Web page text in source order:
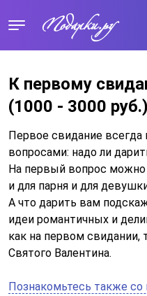
К первому
(1000 - 3000 руб.)
Первое свидание всегда
вопросами: надо ли
На первый вопрос можно
и для парня и для
А что дарить вам
идеи романтичных и
как на первом свидании,
Святого Валентина.
Познакомьтесь также